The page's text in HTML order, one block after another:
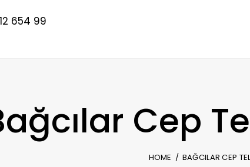
Cep
HOME BAĞCILAR CEP